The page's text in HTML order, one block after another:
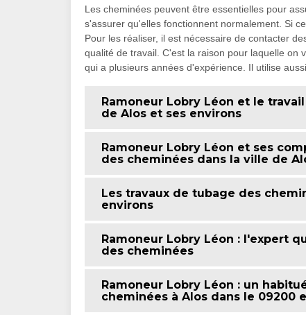
Les cheminées peuvent être essentielles pour
s'assurer qu'elles fonctionnent normalement. Si
Pour les réaliser, il est nécessaire de contacter
qualité de travail. C'est la raison pour laquelle on
qui a plusieurs années d'expérience. Il utilise
Ramoneur Lobry Léon et le
de Alos et ses environs
Ramoneur Lobry Léon et ses
des cheminées dans la ville de
Les travaux de tubage des
environs
Ramoneur Lobry Léon : l'expert
des cheminées
Ramoneur Lobry Léon : un
cheminées à Alos dans le 09200